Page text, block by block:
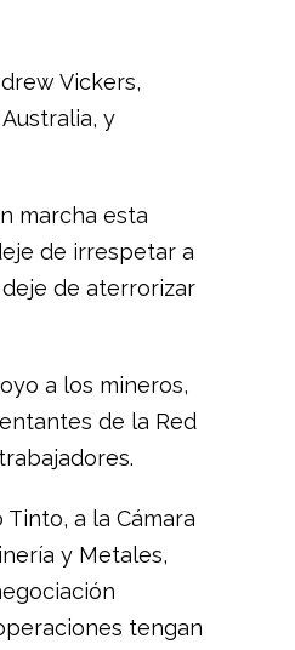
Vickers,
y
marcha esta
de irrespetar a
de aterrorizar
a los mineros,
de la Red
a la Cámara
y Metales,
tengan